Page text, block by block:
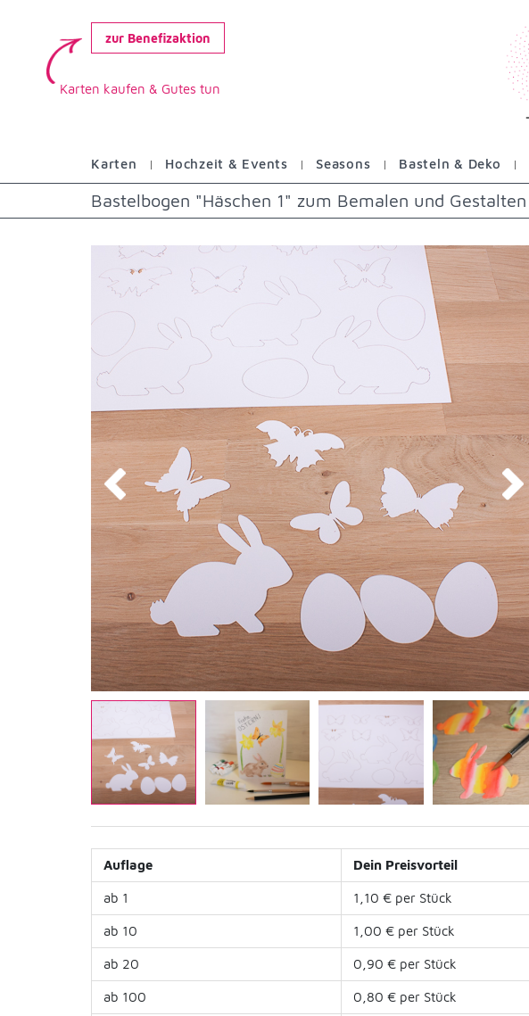
zur Benefizaktion
Karten kaufen & Gutes tun
Karten Hochzeit & Events Seasons Basteln & Deko
Bastelbogen "Häschen 1" zum Bemalen und Gestalten
Auflage Dein Preisvorteil
ab 1 1,10 € per Stück
ab 10 1,00 € per Stück
ab 20 0,90 € per Stück
ab 100 0,80 € per Stück